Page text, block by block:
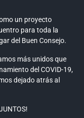
un proyecto
para toda la
del Buen Consejo.
más unidos que
del COVID-19,
dejado atrás al